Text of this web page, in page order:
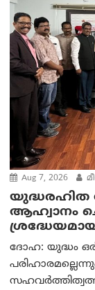
Aug 7, 2026
യുദ്ധരഹിത
ആഹ്വാനം
ദോഹ: യുദ്ധം